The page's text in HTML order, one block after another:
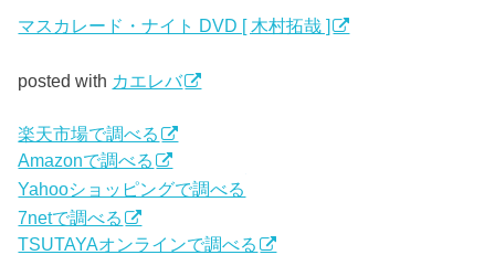
マスカレード・ナイト DVD [ 木村拓哉 ]
posted with カエレバ
楽天市場で調べる
Amazonで調べる
Yahooショッピングで調べる
7netで調べる
TSUTAYAオンラインで調べる